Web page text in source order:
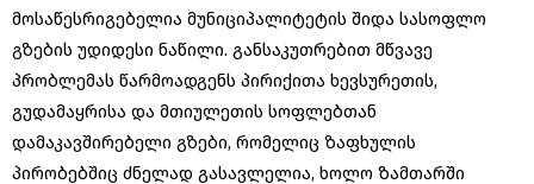
მოსაწესრიგებელია მუნიციპალიტეტის შიდა სასოფლო
გზების უდიდესი ნაწილი. განსაკუთრებით მწვავე
პრობლემას წარმოადგენს პირიქითა ხევსურეთის,
გუდამაყრისა და მთიულეთის სოფლებთან
დამაკავშირებელი გზები, რომელიც ზაფხულის
პირობებშიც ძნელად გასავლელია, ხოლო ზამთარში